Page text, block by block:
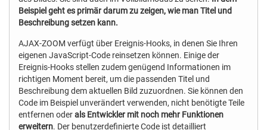
Beispiel geht es primär darum zu zeigen, wie man Titel und
Beschreibung setzen kann.
AJAX-ZOOM verfügt über Ereignis-Hooks, in denen Sie Ihren
eigenen JavaScript-Code reinsetzen können. Einige der
Ereignis-Hooks stellen zudem genügend Informationen im
richtigen Moment bereit, um die passenden Titel und
Beschreibung dem aktuellen Bild zuzuordnen. Sie können den
Code im Beispiel unverändert verwenden, nicht benötigte Teile
entfernen oderals Entwickler mit noch mehr Funktionen
erweitern. Der benutzerdefinierte Code ist detailliert